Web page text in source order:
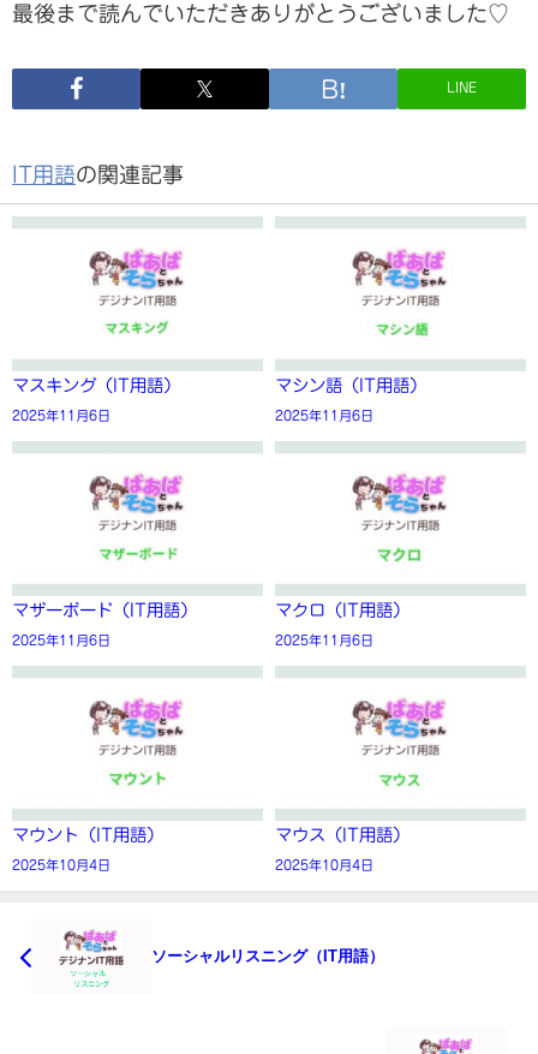
最後まで読んでいただきありがとうございました♡
LINE
IT用語の関連記事
マスキング（IT用語）
2025年11月6日
マシン語（IT用語）
2025年11月6日
マザーボード（IT用語）
2025年11月6日
マクロ（IT用語）
2025年11月6日
マウント（IT用語）
2025年10月4日
マウス（IT用語）
2025年10月4日
ソーシャルリスニング（IT用語）